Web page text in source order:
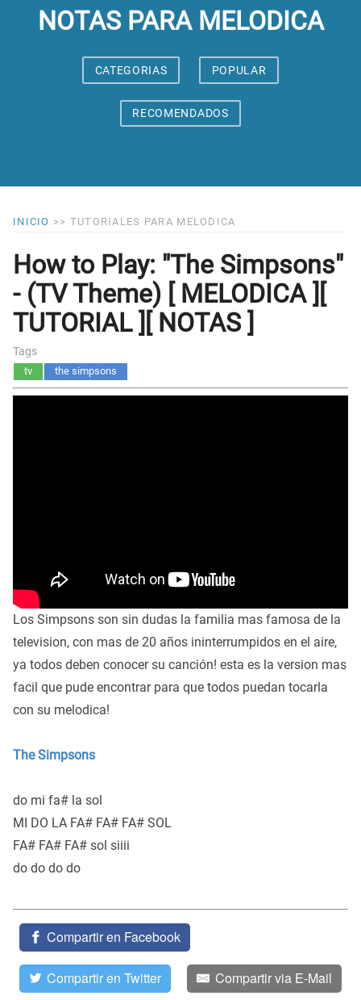
NOTAS PARA MELODICA
CATEGORIAS POPULAR
RECOMENDADOS
INICIO >> TUTORIALES PARA MELODICA
How to Play: "The Simpsons"
- (TV Theme) [ MELODICA ][
TUTORIAL ][ NOTAS ]
Tags
tv the simpsons
Los Simpsons son sin dudas la familia mas famosa de la
television, con mas de 20 años ininterrumpidos en el aire,
ya todos deben conocer su canción! esta es la version mas
facil que pude encontrar para que todos puedan tocarla
con su melodica!
The Simpsons
do mi fa# la sol
MI DO LA FA# FA# FA# SOL
FA# FA# FA# sol siiii
do do do do
Compartir en Facebook
Compartir en Twitter Compartir via E-Mail